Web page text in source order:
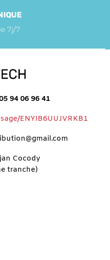
7j/7
94 06 96 41
ENYIB6UUJVRKB1
Cocody
tranche)